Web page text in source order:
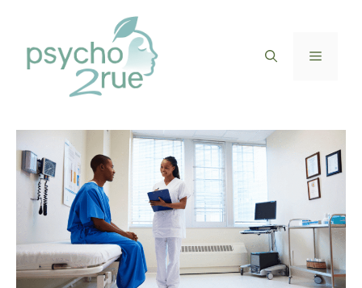
contenu
Menu